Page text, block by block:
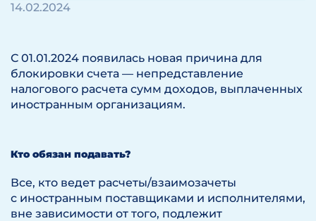
14.02.2024
С 01.01.2024 появилась новая причина для
блокировки счета — непредставление
налогового расчета сумм доходов, выплаченных
иностранным организациям.
Кто обязан подавать?
Все, кто ведет расчеты/взаимозачеты
с иностранным поставщиками и исполнителями,
вне зависимости от того, подлежит